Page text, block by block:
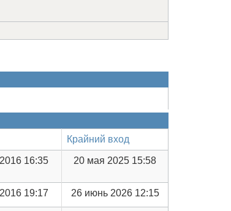
Крайний вход
16:35 20 мая 2025 15:58
19:17 26 июнь 2026 12:15